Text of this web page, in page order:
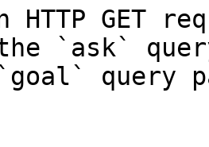
HTTP GET
`ask`
query